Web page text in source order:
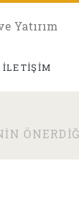
Yatırım
İLETIŞIM